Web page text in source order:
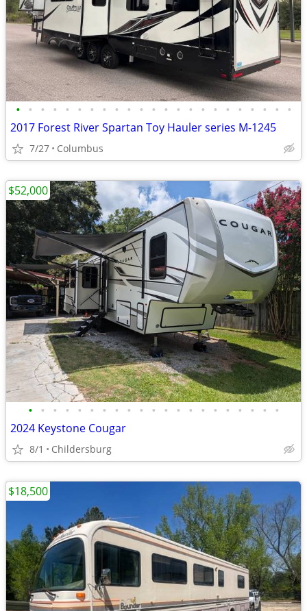
• • • • • • • • • • • • • • • • • • • • • • •
2017 Forest River Spartan Toy Hauler series M-1245
7/27 Columbus
• • • • • • • • • • • • • • • • • • • • •
2024 Keystone Cougar
8/1 Childersburg
$52,000
$18,500